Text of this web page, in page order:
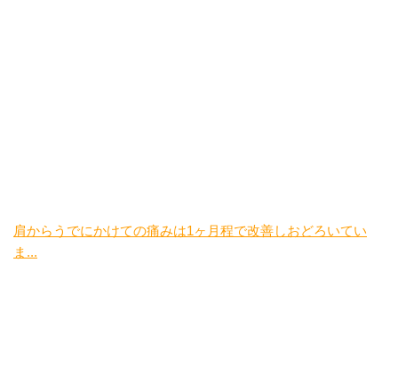
肩からうでにかけての痛みは1ヶ月程で改善しおどろいてい
ま...